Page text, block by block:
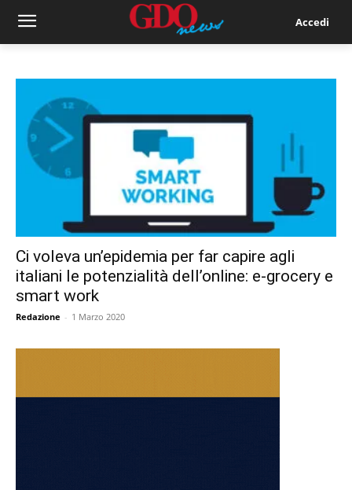
Accedi
Ci voleva un’epidemia per far capire agli
italiani le potenzialità dell’online: e-grocery e
smart work
Redazione - 1 Marzo 2020